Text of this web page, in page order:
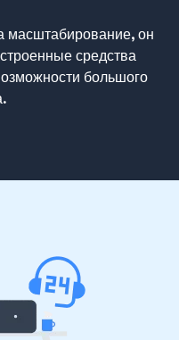
масштабирование, он
средства
большого